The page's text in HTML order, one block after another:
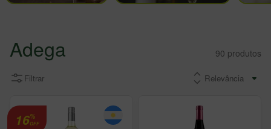
Adega 90 produtos
Filtrar
16%
OFF